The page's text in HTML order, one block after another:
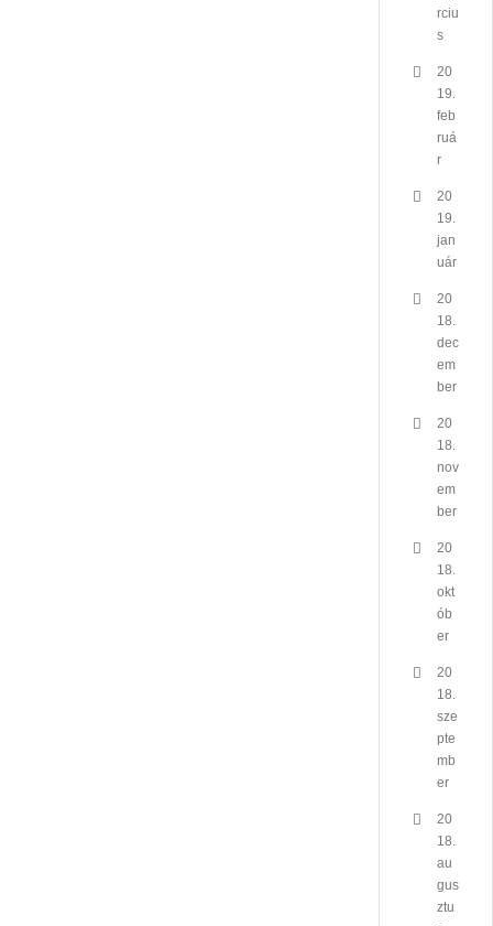
rciu
s
20
19.
feb
ruá
r
20
19.
jan
uár
20
18.
dec
em
ber
20
18.
nov
em
ber
20
18.
okt
ób
er
20
18.
sze
pte
mb
er
20
18.
au
gus
ztu